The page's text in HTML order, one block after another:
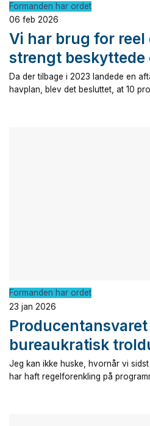
Formanden har ordet
06 feb 2026
Vi har brug for reel
strengt beskyttede
Da der tilbage i 2023 landede en
havplan, blev det besluttet, at 10
Formanden har ordet
23 jan 2026
Producentansvaret
bureaukratisk
Jeg kan ikke huske, hvornår vi
har haft regelforenkling på